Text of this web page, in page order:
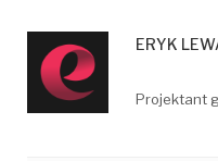
ERYK
Projektant